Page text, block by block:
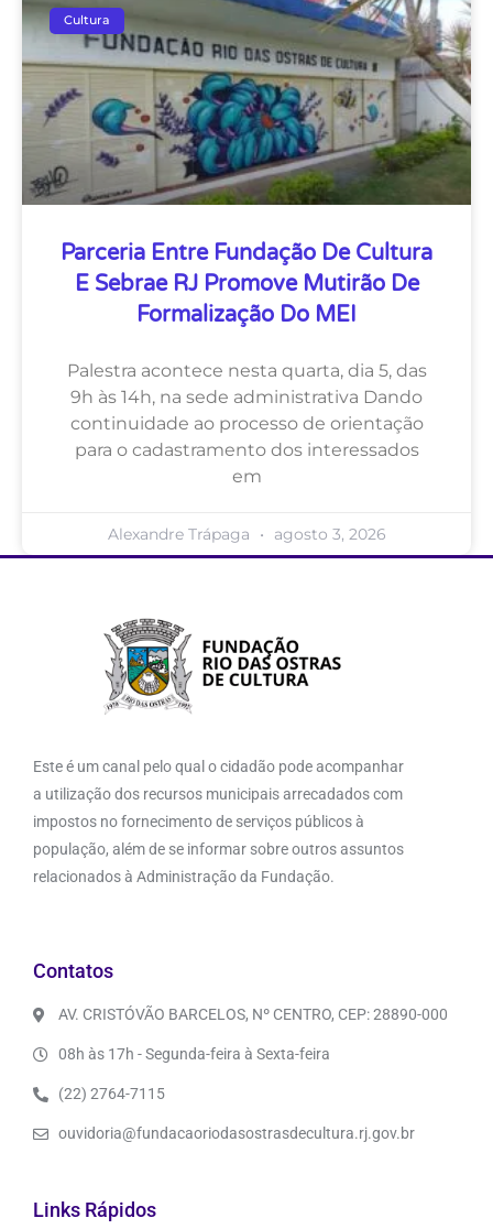
Cultura
Parceria Entre Fundação De Cultura
E Sebrae RJ Promove Mutirão De
Formalização Do MEI
Palestra acontece nesta quarta, dia 5, das
9h às 14h, na sede administrativa Dando
continuidade ao processo de orientação
para o cadastramento dos interessados
em
Alexandre Trápaga agosto 3, 2026
Este é um canal pelo qual o cidadão pode acompanhar
a utilização dos recursos municipais arrecadados com
impostos no fornecimento de serviços públicos à
população, além de se informar sobre outros assuntos
relacionados à Administração da Fundação.
Contatos
AV. CRISTÓVÃO BARCELOS, Nº CENTRO, CEP: 28890-000
08h às 17h - Segunda-feira à Sexta-feira
(22) 2764-7115
ouvidoria@fundacaoriodasostrasdecultura.rj.gov.br
Links Rápidos